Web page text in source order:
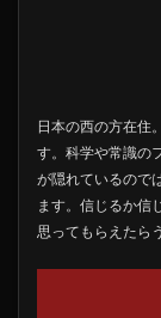
日本の西の方在住
す。科学や常識の
が隠れているので
ます。信じるか信
思ってもらえたら